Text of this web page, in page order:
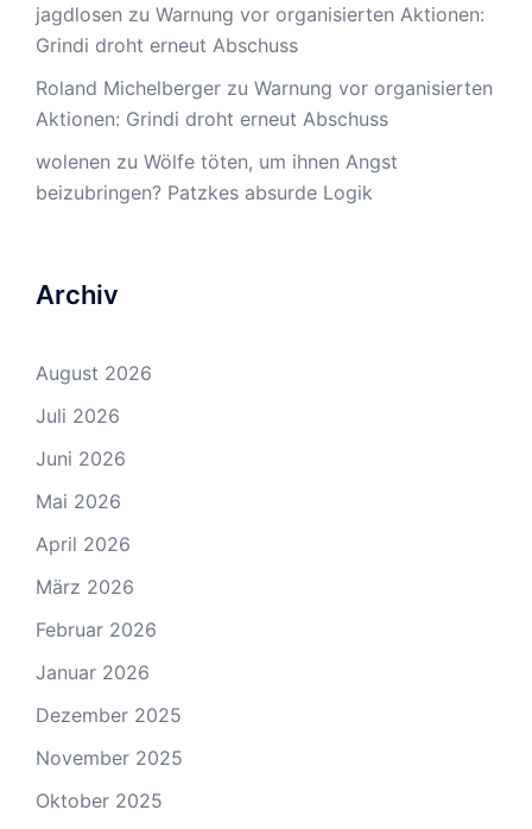
jagdlosen zu Warnung vor organisierten Aktionen:
Grindi droht erneut Abschuss
Roland Michelberger zu Warnung vor organisierten
Aktionen: Grindi droht erneut Abschuss
wolenen zu Wölfe töten, um ihnen Angst
beizubringen? Patzkes absurde Logik
Archiv
August 2026
Juli 2026
Juni 2026
Mai 2026
April 2026
März 2026
Februar 2026
Januar 2026
Dezember 2025
November 2025
Oktober 2025